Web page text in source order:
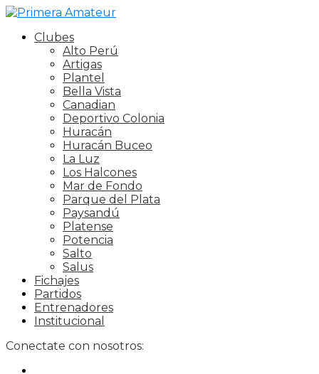
Clubes
Alto Perú
Artigas
Plantel
Bella Vista
Canadian
Deportivo Colonia
Huracán
Huracán Buceo
La Luz
Los Halcones
Mar de Fondo
Parque del Plata
Paysandú
Platense
Potencia
Salto
Salus
Fichajes
Partidos
Entrenadores
Institucional
Conectate con nosotros: